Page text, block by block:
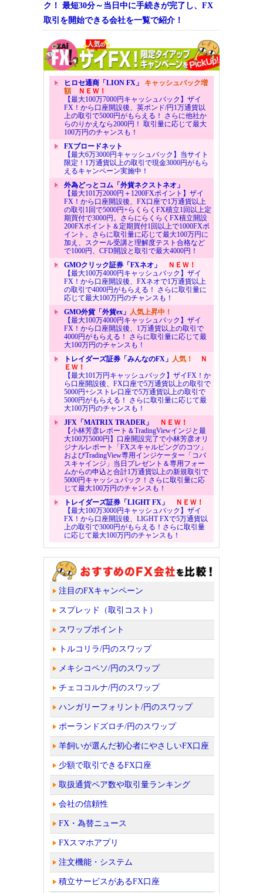
ク！ 最短30分～当日中に手続きが完了し、FX
取引を開始できる会社を一覧で紹介！
ヒロセ通商「LION FX」 キャッシュバック増
額ＮＥＷ！
【最大100万7000円キャッシュバック】ザイ
FX！から口座開設後、英ポンド/円1万通貨以
上の取引で5000円がもらえる！ さらに他社か
らのりかえなら2000円！ 取引量に応じて最大
100万円のチャンスも！
FXブロードネット
【最大6万3000円キャッシュバック】当サイト
限定！1万通貨以上の取引で現金3000円がもら
えるキャンペーン実施中！
外為どっとコム「外貨ネクストネオ」
【最大101万2000円＋1200FXポイント】ザイ
FX！から口座開設後、FX口座で1万通貨以上
の取引1回で5000円+らくらくFX積立1回以上定
期買付で3000円。さらにらくらくFX積立開設
200FXポイント＆定期買付1回以上で1000FXポ
イント。さらに取引量に応じて最大100万円に
加え、スクール受講と理解度テスト合格など
で1000円、CFD開設と取引で最大4000円！
GMOクリック証券「FXネオ」
ＮＥＷ！
【最大100万4000円キャッシュバック】ザイ
FX！から口座開設後、FXネオで1万通貨以上
の取引で4000円がもらえる！ さらに取引量に
応じて最大100万円のチャンスも！
GMO外貨「外貨ex」 人気上昇中！
【最大100万4000円キャッシュバック】ザイ
FX！から口座開設後、1万通貨以上の取引で
4000円がもらえる！ さらに取引量に応じて最
大100万円のチャンスも！
トレイダーズ証券「みんなのFX」 人気！
Ｎ
ＥＷ！
【最大101万円キャッシュバック】ザイFX！か
ら口座開設後、FX口座で5万通貨以上の取引で
5000円+シストレ口座で5万通貨以上の取引で
5000円がもらえる！ さらに取引量に応じて最
大100万円のチャンスも！
JFX「MATRIX TRADER」
ＮＥＷ！
【小林芳彦レポート＆TradingViewインジと最
大100万5000円】口座開設完了で小林芳彦オリ
ジナルレポート「FXスキャルピングのコツ」
およびTradingView専用インジケーター「コバ
スキャインジ」当日プレゼント＆専用フォー
ムからの申込と合計1万通貨以上の新規取引で
5000円キャッシュバック！さらに取引量に応
じて最大100万円のチャンスも！
トレイダーズ証券「LIGHT FX」
ＮＥＷ！
【最大100万3000円キャッシュバック】ザイ
FX！から口座開設後、LIGHT FXで5万通貨以
上の取引で3000円がもらえる！さらに取引量
に応じて最大100万円のチャンスも！
注目のFXキャンペーン
スプレッド（取引コスト）
スワップポイント
トルコリラ/円のスワップ
メキシコペソ/円のスワップ
チェココルナ/円のスワップ
ハンガリーフォリント/円のスワップ
ポーランドズロチ/円のスワップ
羊飼いが選んだ初心者にやさしいFX口座
少額で取引できるFX口座
取扱通貨ペア数や取引量ランキング
会社の信頼性
FX・為替ニュース
FXスマホアプリ
注文機能・システム
積立サービスがあるFX口座